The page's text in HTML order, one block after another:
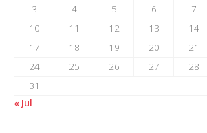
3
4 5 6 7
10
11 12 13 14
17
18 19 20 21
24
25 26 27 28
31
« Jul